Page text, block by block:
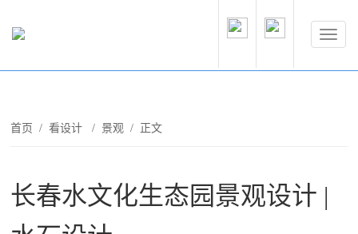
首页 /看设计 / 景观 / 正文
长春水文化生态园景观设计 |